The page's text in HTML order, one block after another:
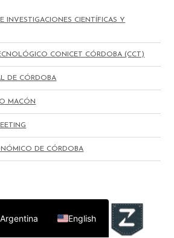
INVESTIGACIONES CIENTÍFICAS Y
CONICET CÓRDOBA (CCT)
DE CÓRDOBA
MACÓN
DE CÓRDOBA
English